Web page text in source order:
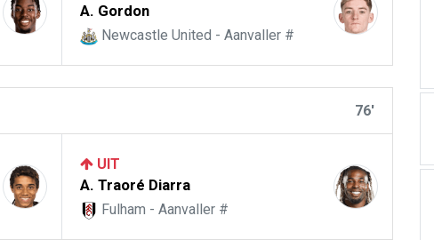
A. Gordon
Newcastle United - Aanvaller #
76'
UIT
A. Traoré Diarra
Fulham - Aanvaller #